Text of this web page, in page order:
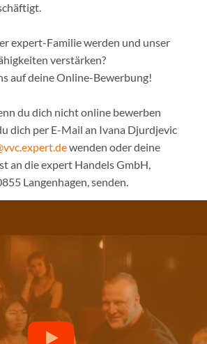
expert-Familie werden und unser
verstärken?
auf deine Online-Bewerbung!
du dich nicht online bewerben
dich per E-Mail an Ivana Djurdjevic
wenden oder deine
an die expert Handels GmbH,
Langenhagen, senden.